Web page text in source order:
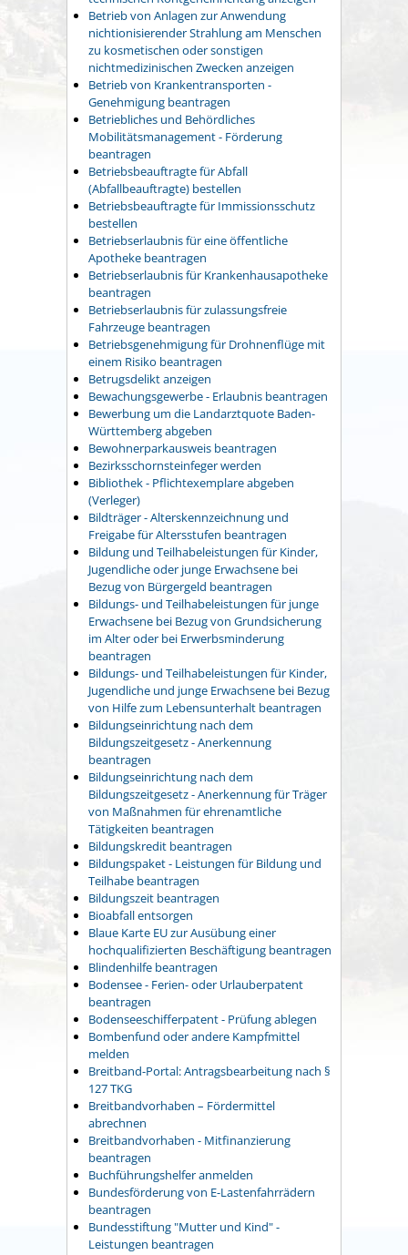
Betrieb von Anlagen zur Anwendung
nichtionisierender Strahlung am Menschen
zu kosmetischen oder sonstigen
nichtmedizinischen Zwecken anzeigen
Betrieb von Krankentransporten -
Genehmigung beantragen
Betriebliches und Behördliches
Mobilitätsmanagement - Förderung
beantragen
Betriebsbeauftragte für Abfall
(Abfallbeauftragte) bestellen
Betriebsbeauftragte für Immissionsschutz
bestellen
Betriebserlaubnis für eine öffentliche
Apotheke beantragen
Betriebserlaubnis für Krankenhausapotheke
beantragen
Betriebserlaubnis für zulassungsfreie
Fahrzeuge beantragen
Betriebsgenehmigung für Drohnenflüge mit
einem Risiko beantragen
Betrugsdelikt anzeigen
Bewachungsgewerbe - Erlaubnis beantragen
Bewerbung um die Landarztquote Baden-
Württemberg abgeben
Bewohnerparkausweis beantragen
Bezirksschornsteinfeger werden
Bibliothek - Pflichtexemplare abgeben
(Verleger)
Bildträger - Alterskennzeichnung und
Freigabe für Altersstufen beantragen
Bildung und Teilhabeleistungen für Kinder,
Jugendliche oder junge Erwachsene bei
Bezug von Bürgergeld beantragen
Bildungs- und Teilhabeleistungen für junge
Erwachsene bei Bezug von Grundsicherung
im Alter oder bei Erwerbsminderung
beantragen
Bildungs- und Teilhabeleistungen für Kinder,
Jugendliche und junge Erwachsene bei Bezug
von Hilfe zum Lebensunterhalt beantragen
Bildungseinrichtung nach dem
Bildungszeitgesetz - Anerkennung
beantragen
Bildungseinrichtung nach dem
Bildungszeitgesetz - Anerkennung für Träger
von Maßnahmen für ehrenamtliche
Tätigkeiten beantragen
Bildungskredit beantragen
Bildungspaket - Leistungen für Bildung und
Teilhabe beantragen
Bildungszeit beantragen
Bioabfall entsorgen
Blaue Karte EU zur Ausübung einer
hochqualifizierten Beschäftigung beantragen
Blindenhilfe beantragen
Bodensee - Ferien- oder Urlauberpatent
beantragen
Bodenseeschifferpatent - Prüfung ablegen
Bombenfund oder andere Kampfmittel
melden
Breitband-Portal: Antragsbearbeitung nach §
127 TKG
Breitbandvorhaben – Fördermittel
abrechnen
Breitbandvorhaben - Mitfinanzierung
beantragen
Buchführungshelfer anmelden
Bundesförderung von E-Lastenfahrrädern
beantragen
Bundesstiftung "Mutter und Kind" -
Leistungen beantragen